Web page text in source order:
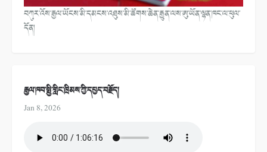
བཀུར་འོས་རྒྱལ་ཡོངས་མི་དམངས་འཐུས་མི་ཚོགས་ཆེན་རྒྱུན་ལས་ཨུ་ཡོན་ལྷན་ཁང་ལ་ཕུལ་
དོན།
རྒྱལ་ཁབ་སྤྱི་གླིང་ཁྲིམས་ཀྱི་དཔྱད་བརྗོད།
Jan 8, 2026